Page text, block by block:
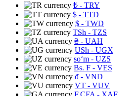
₺ - TRY
$ - TTD
$ - TWD
TSh - TZS
₴ - UAH
USh - UGX
soʻm - UZS
Bs. F - VES
₫ - VND
VT - VUV
F.CFA - XAF